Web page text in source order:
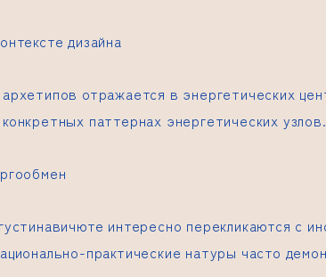
дизайна
отражается в энергетических
паттернах энергетических узлов.
интересно перекликаются с
практические натуры часто